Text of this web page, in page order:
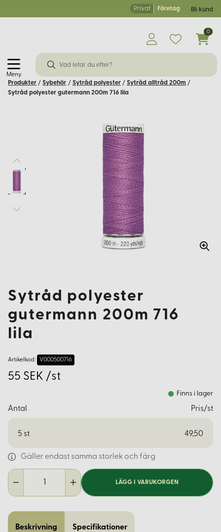
Privat Företag Bli kund
Meny
0
Produkter / Sybehör / Sytråd polyester / Sytråd alltråd 200m /
Sytråd polyester gutermann 200m 716 lila
Sytråd polyester
gutermann 200m 716
lila
Artikelkod: V000500716
55 SEK /st
Finns i lager
Antal Pris/st
5 st 49,50
Gäller endast samma storlek och färg
LÄGG I VARUKORGEN
Beskrivning Specifikationer